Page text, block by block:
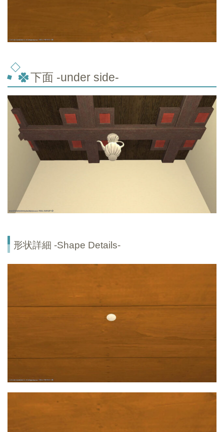
下面 -under side-
形状詳細 -Shape Details-